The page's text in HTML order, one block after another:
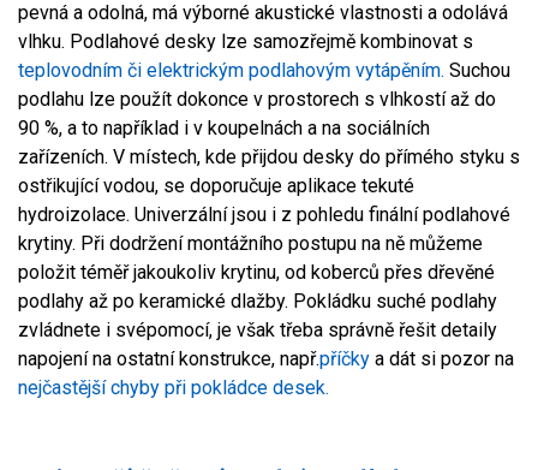
pevná a odolná, má výborné akustické vlastnosti a odolává
vlhku. Podlahové desky lze samozřejmě kombinovat s
teplovodním či elektrickým podlahovým vytápěním. Suchou
podlahu lze použít dokonce v prostorech s vlhkostí až do
90 %, a to například i v koupelnách a na sociálních
zařízeních. V místech, kde přijdou desky do přímého styku s
ostřikující vodou, se doporučuje aplikace tekuté
hydroizolace. Univerzální jsou i z pohledu finální podlahové
krytiny. Při dodržení montážního postupu na ně můžeme
položit téměř jakoukoliv krytinu, od koberců přes dřevěné
podlahy až po keramické dlažby. Pokládku suché podlahy
zvládnete i svépomocí, je však třeba správně řešit detaily
napojení na ostatní konstrukce, např.příčky a dát si pozor na
nejčastější chyby při pokládce desek.